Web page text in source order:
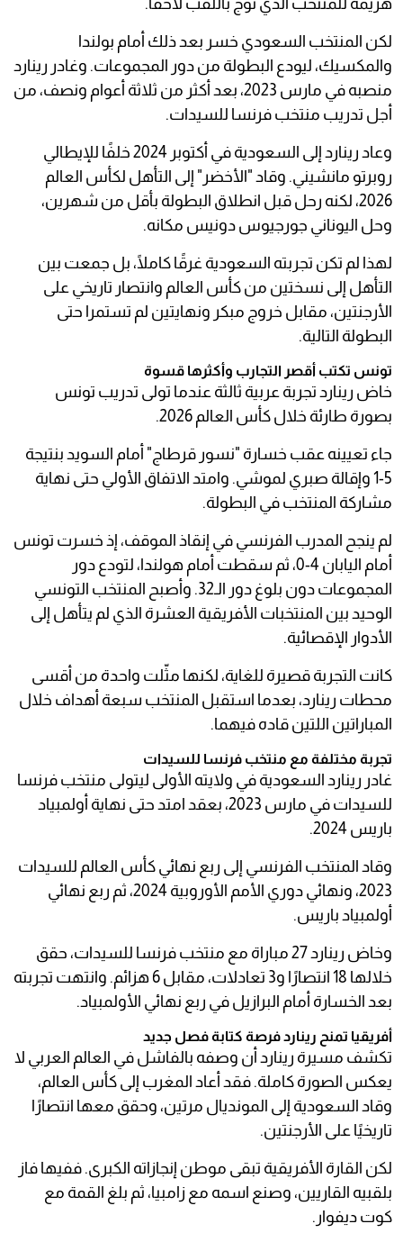
هزيمة للمنتخب الذي توج باللقب لاحقًا.
لكن المنتخب السعودي خسر بعد ذلك أمام بولندا
والمكسيك، ليودع البطولة من دور المجموعات. وغادر رينارد
منصبه في مارس 2023، بعد أكثر من ثلاثة أعوام ونصف، من
أجل تدريب منتخب فرنسا للسيدات.
وعاد رينارد إلى السعودية في أكتوبر 2024 خلفًا للإيطالي
روبرتو مانشيني. وقاد "الأخضر" إلى التأهل لكأس العالم
2026، لكنه رحل قبل انطلاق البطولة بأقل من شهرين،
وحل اليوناني جورجيوس دونيس مكانه.
لهذا لم تكن تجربته السعودية غرقًا كاملًا، بل جمعت بين
التأهل إلى نسختين من كأس العالم وانتصار تاريخي على
الأرجنتين، مقابل خروج مبكر ونهايتين لم تستمرا حتى
البطولة التالية.
تونس تكتب أقصر التجارب وأكثرها قسوة
خاض رينارد تجربة عربية ثالثة عندما تولى تدريب تونس
بصورة طارئة خلال كأس العالم 2026.
جاء تعيينه عقب خسارة "نسور قرطاج" أمام السويد بنتيجة
5-1 وإقالة صبري لموشي. وامتد الاتفاق الأولي حتى نهاية
مشاركة المنتخب في البطولة.
لم ينجح المدرب الفرنسي في إنقاذ الموقف، إذ خسرت تونس
أمام اليابان 4-0، ثم سقطت أمام هولندا، لتودع دور
المجموعات دون بلوغ دور الـ32. وأصبح المنتخب التونسي
الوحيد بين المنتخبات الأفريقية العشرة الذي لم يتأهل إلى
الأدوار الإقصائية.
كانت التجربة قصيرة للغاية، لكنها مثّلت واحدة من أقسى
محطات رينارد، بعدما استقبل المنتخب سبعة أهداف خلال
المباراتين اللتين قاده فيهما.
تجربة مختلفة مع منتخب فرنسا للسيدات
غادر رينارد السعودية في ولايته الأولى ليتولى منتخب فرنسا
للسيدات في مارس 2023، بعقد امتد حتى نهاية أولمبياد
باريس 2024.
وقاد المنتخب الفرنسي إلى ربع نهائي كأس العالم للسيدات
2023، ونهائي دوري الأمم الأوروبية 2024، ثم ربع نهائي
أولمبياد باريس.
وخاض رينارد 27 مباراة مع منتخب فرنسا للسيدات، حقق
خلالها 18 انتصارًا و3 تعادلات، مقابل 6 هزائم. وانتهت تجربته
بعد الخسارة أمام البرازيل في ربع نهائي الأولمبياد.
أفريقيا تمنح رينارد فرصة كتابة فصل جديد
تكشف مسيرة رينارد أن وصفه بالفاشل في العالم العربي لا
يعكس الصورة كاملة. فقد أعاد المغرب إلى كأس العالم،
وقاد السعودية إلى المونديال مرتين، وحقق معها انتصارًا
تاريخيًا على الأرجنتين.
لكن القارة الأفريقية تبقى موطن إنجازاته الكبرى. ففيها فاز
بلقبيه القاريين، وصنع اسمه مع زامبيا، ثم بلغ القمة مع
كوت ديفوار.